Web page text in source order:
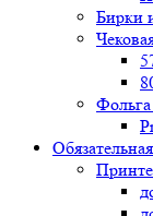
Бирки
Фольга